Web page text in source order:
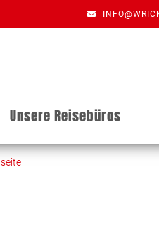
Unsere Reisebüros